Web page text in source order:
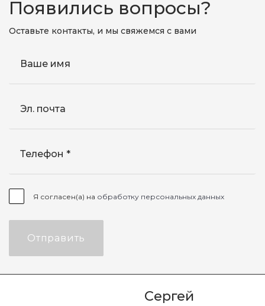
Появились вопросы?
Оставьте контакты, и мы свяжемся с вами
Ваше имя
Эл. почта
Телефон
Я согласен(а) на обработку персональных данных
Отправить
Сергей